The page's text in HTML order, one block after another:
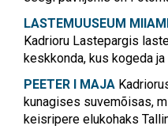
LASTEMUUSEUM
Kadrioru Lastepargis
keskkonda, kus kogeda ja
PEETER I MAJA
kunagises suvemõisas,
keisripere elukohaks